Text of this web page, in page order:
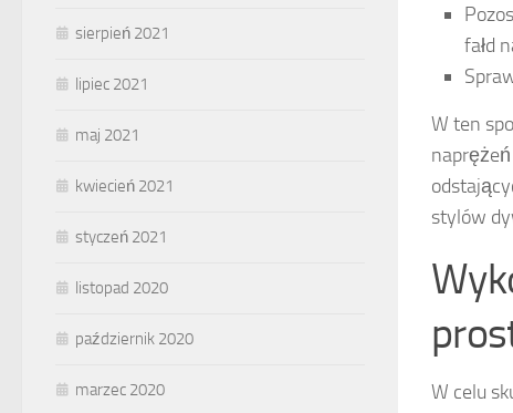
fałd
W ten
stylów
W celu
sierpień 2021
lipiec 2021
maj 2021
kwiecień 2021
styczeń 2021
listopad 2020
październik 2020
marzec 2020